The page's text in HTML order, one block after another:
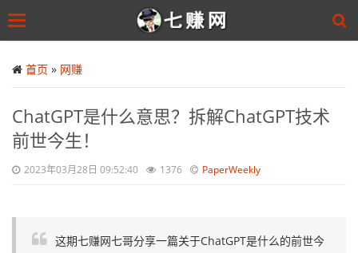
to
main
Toggle
首页 » 网赚
ChatGPT是什么意思？拆解ChatGPT技术
前世今生！
2023年03月28日 09:52:40 1376 PaperWeekly
这期七赚网七哥分享一篇关于ChatGPT是什么的前世今